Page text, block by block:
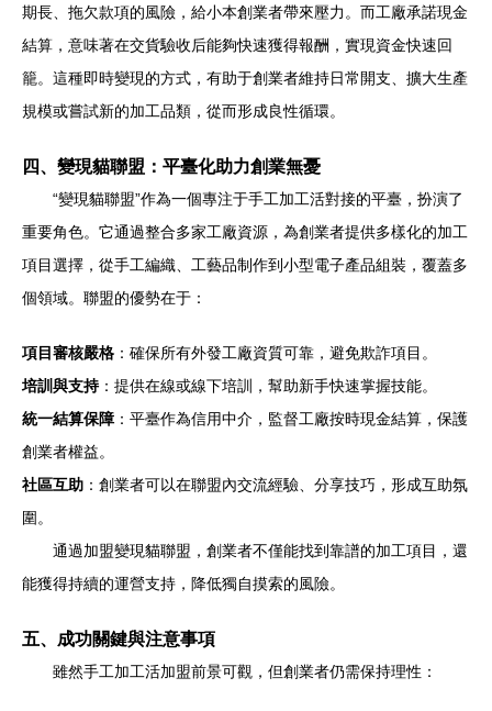
期長、拖欠款項的風險，給小本創業者帶來壓力。而工廠承諾現金
結算，意味著在交貨驗收后能夠快速獲得報酬，實現資金快速回
籠。這種即時變現的方式，有助于創業者維持日常開支、擴大生產
規模或嘗試新的加工品類，從而形成良性循環。
四、變現貓聯盟：平臺化助力創業無憂
“變現貓聯盟”作為一個專注于手工加工活對接的平臺，扮演了
重要角色。它通過整合多家工廠資源，為創業者提供多樣化的加工
項目選擇，從手工編織、工藝品制作到小型電子產品組裝，覆蓋多
個領域。聯盟的優勢在于：
項目審核嚴格 ：確保所有外發工廠資質可靠，避免欺詐項目。
培訓與支持：提供在線或線下培訓，幫助新手快速掌握技能。
統一結算保障 ：平臺作為信用中介，監督工廠按時現金結算，保護
創業者權益。
社區互助 ：創業者可以在聯盟內交流經驗、分享技巧，形成互助氛
圍。
通過加盟變現貓聯盟，創業者不僅能找到靠譜的加工項目，還
能獲得持續的運營支持，降低獨自摸索的風險。
五、成功關鍵與注意事項
雖然手工加工活加盟前景可觀，但創業者仍需保持理性：